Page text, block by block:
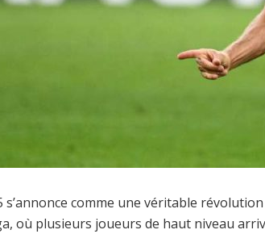
s’annonce comme une véritable
où plusieurs joueurs de haut niveau